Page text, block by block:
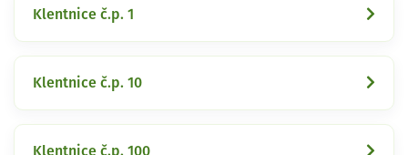
Klentnice č.p. 1
Klentnice č.p. 10
Klentnice č.p. 100